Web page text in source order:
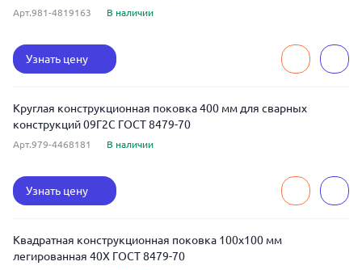
Арт.981-4819163 В наличии
Узнать цену
Круглая конструкционная поковка 400 мм для сварных
конструкций 09Г2С ГОСТ 8479-70
Арт.979-4468181 В наличии
Узнать цену
Квадратная конструкционная поковка 100x100 мм
легированная 40Х ГОСТ 8479-70